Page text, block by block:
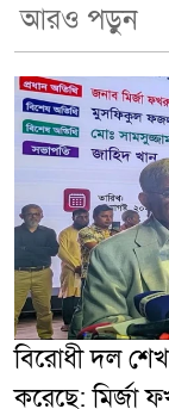
আরও পড়ুন
বিরোধী দল
করেছে: মির্জা